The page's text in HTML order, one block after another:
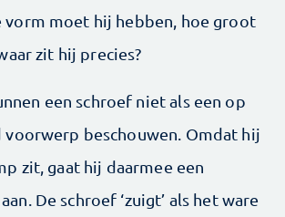
vorm moet hij hebben, hoe groot
zit hij precies?
een schroef niet als een op
voorwerp beschouwen. Omdat hij
zit, gaat hij daarmee een
De schroef ‘zuigt’ als het ware